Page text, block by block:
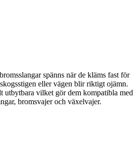
spänns när de kläms fast för
eller vägen blir riktigt ojämn.
utbytbara vilket gör dem kompatibla med
bromsvajer och växelvajer.